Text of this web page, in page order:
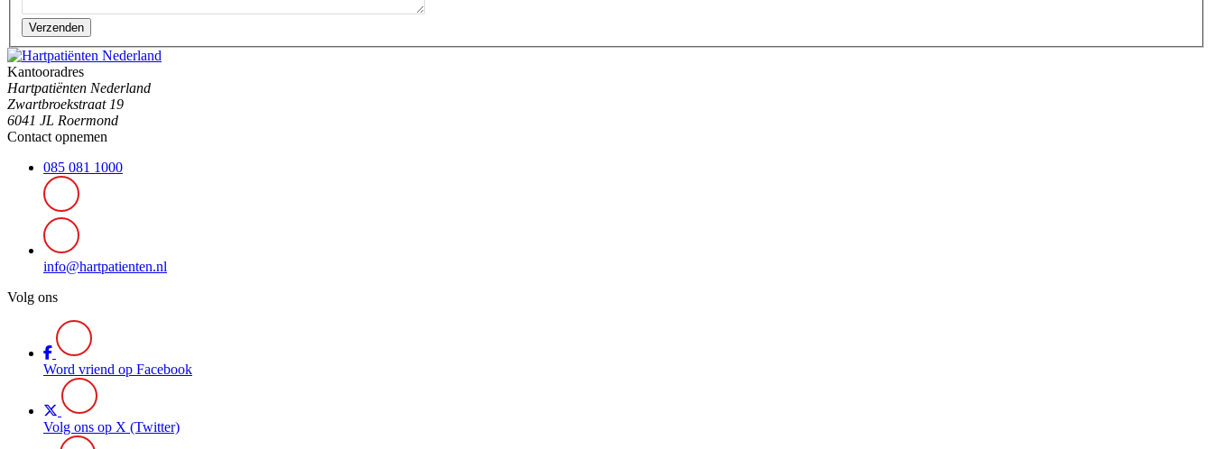
Verzenden
Kantooradres
Hartpatiënten Nederland
Zwartbroekstraat 19
6041 JL Roermond
Contact opnemen
085 081 1000
info@hartpatienten.nl
Volg ons
Word vriend op Facebook
Volg ons op X (Twitter)